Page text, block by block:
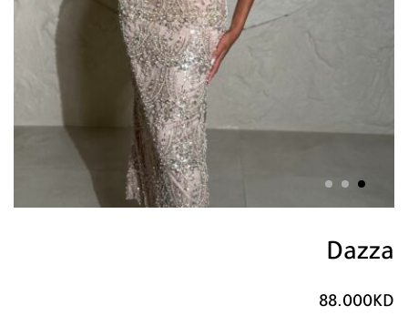
Dazza
88.000KD